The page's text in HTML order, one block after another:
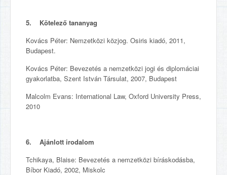
5. Kötelező tananyag
Kovács Péter: Nemzetközi közjog. Osiris kiadó, 2011,
Budapest.
Kovács Péter: Bevezetés a nemzetközi jogi és diplomáciai
gyakorlatba, Szent István Társulat, 2007, Budapest
Malcolm Evans: International Law, Oxford University Press,
2010
6. Ajánlott irodalom
Tchikaya, Blaise: Bevezetés a nemzetközi bíráskodásba,
Bíbor Kiadó, 2002, Miskolc